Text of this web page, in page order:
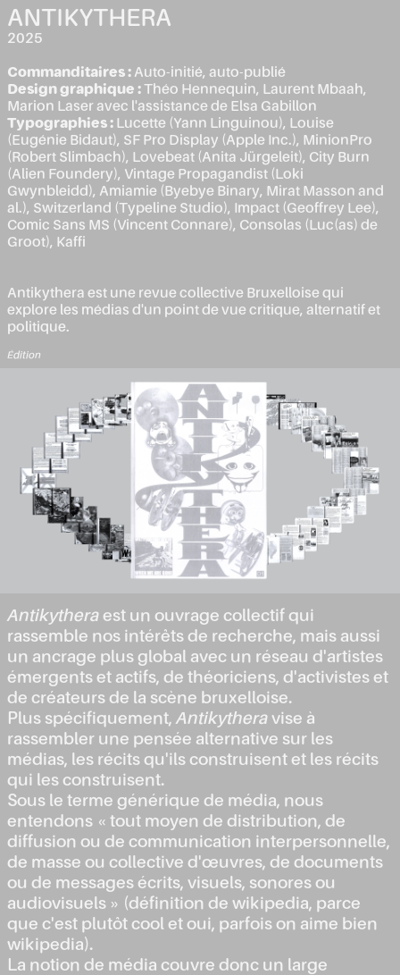
ANTIKYTHERA
2025
Commanditaires : Auto-initié, auto-publié
Design graphique : Théo Hennequin, Laurent Mbaah,
Marion Laser avec l'assistance de Elsa Gabillon
Typographies : Lucette (Yann Linguinou), Louise
(Eugénie Bidaut), SF Pro Display (Apple Inc.), MinionPro
(Robert Slimbach), Lovebeat (Anita Jürgeleit), City Burn
(Alien Foundery), Vintage Propagandist (Loki
Gwynbleidd), Amiamie (Byebye Binary, Mirat Masson and
al.), Switzerland (Typeline Studio), Impact (Geoffrey Lee),
Comic Sans MS (Vincent Connare), Consolas (Luc(as) de
Groot), Kaffi
Antikythera est une revue collective Bruxelloise qui
explore les médias d'un point de vue critique, alternatif et
politique.
Édition
Antikythera est un ouvrage collectif qui
rassemble nos intérêts de recherche, mais aussi
un ancrage plus global avec un réseau d'artistes
émergents et actifs, de théoriciens, d'activistes et
de créateurs de la scène bruxelloise.
Plus spécifiquement, Antikythera vise à
rassembler une pensée alternative sur les
médias, les récits qu'ils construisent et les récits
qui les construisent.
Sous le terme générique de média, nous
entendons « tout moyen de distribution, de
diffusion ou de communication interpersonnelle,
de masse ou collective d'œuvres, de documents
ou de messages écrits, visuels, sonores ou
audiovisuels » (définition de wikipedia, parce
que c'est plutôt cool et oui, parfois on aime bien
wikipedia).
La notion de média couvre donc un large